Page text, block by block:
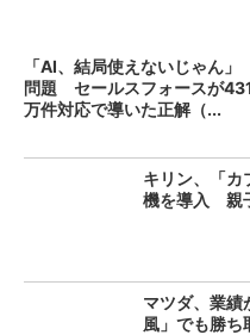
「AI、結局使えないじゃん」
問題 セールスフォースが
万件対応で導いた正解（...
キリン、「カ
機を導入 親
マツダ、業
風」でも勝ち